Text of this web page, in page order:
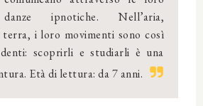
danze ipnotiche. Nell’aria,
terra, i loro movimenti sono così
scoprirli e studiarli è una
Età di lettura: da 7 anni.